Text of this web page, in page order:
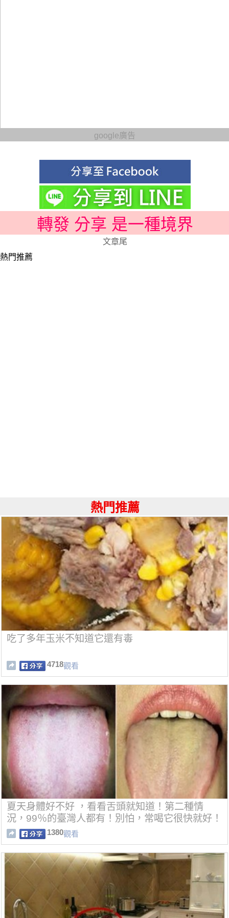
google廣告
轉發 分享 是一種境界
文章尾
熱門推薦
熱門推薦
吃了多年玉米不知道它還有毒
4718觀看
夏天身體好不好 ，看看舌頭就知道！第二種情
況，99％的臺灣人都有！別怕，常喝它很快就好！
1380觀看